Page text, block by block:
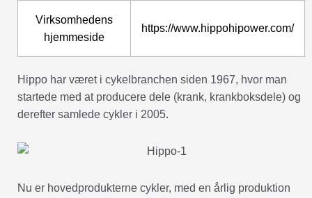
Virksomhedens
hjemmeside
https://www.hippohipower.com/
Hippo har været i cykelbranchen siden 1967, hvor man
startede med at producere dele (krank, krankboksdele) og
derefter samlede cykler i 2005.
Nu er hovedprodukterne cykler, med en årlig produktion